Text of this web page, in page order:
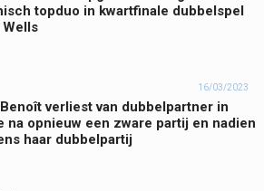
topduo in kwartfinale dubbelspel
Wells
16/03/2023
verliest van dubbelpartner in
na opnieuw een zware partij en nadien
haar dubbelpartij